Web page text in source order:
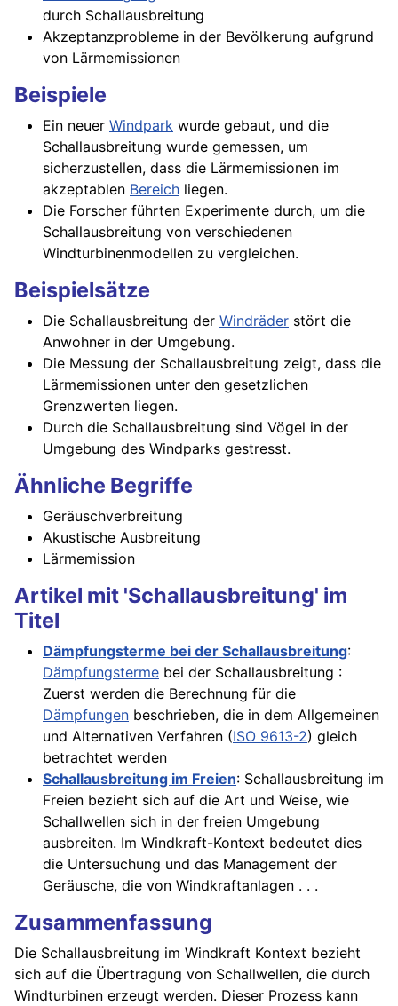
durch Schallausbreitung
Akzeptanzprobleme in der Bevölkerung aufgrund
von Lärmemissionen
Beispiele
Ein neuer Windpark wurde gebaut, und die
Schallausbreitung wurde gemessen, um
sicherzustellen, dass die Lärmemissionen im
akzeptablen Bereich liegen.
Die Forscher führten Experimente durch, um die
Schallausbreitung von verschiedenen
Windturbinenmodellen zu vergleichen.
Beispielsätze
Die Schallausbreitung der Windräder stört die
Anwohner in der Umgebung.
Die Messung der Schallausbreitung zeigt, dass die
Lärmemissionen unter den gesetzlichen
Grenzwerten liegen.
Durch die Schallausbreitung sind Vögel in der
Umgebung des Windparks gestresst.
Ähnliche Begriffe
Geräuschverbreitung
Akustische Ausbreitung
Lärmemission
Artikel mit 'Schallausbreitung' im
Titel
Dämpfungsterme bei der Schallausbreitung:
Dämpfungsterme bei der Schallausbreitung :
Zuerst werden die Berechnung für die
Dämpfungen beschrieben, die in dem Allgemeinen
und Alternativen Verfahren (ISO 9613-2) gleich
betrachtet werden
Schallausbreitung im Freien: Schallausbreitung im
Freien bezieht sich auf die Art und Weise, wie
Schallwellen sich in der freien Umgebung
ausbreiten. Im Windkraft-Kontext bedeutet dies
die Untersuchung und das Management der
Geräusche, die von Windkraftanlagen . . .
Zusammenfassung
Die Schallausbreitung im Windkraft Kontext bezieht
sich auf die Übertragung von Schallwellen, die durch
Windturbinen erzeugt werden. Dieser Prozess kann